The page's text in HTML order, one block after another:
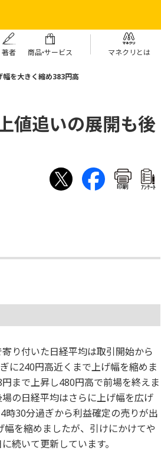
著者 商品・サービス マネクリとは
を大きく縮め383円高
値追いの展開も後
印刷 ｱﾝｹｰﾄ
り付いた日経平均は取引開始から
に240円高近くまで上げ幅を縮めま
まで上昇し480円高で前場を終えま
の日経平均はさらに上げ幅を広げ
時30分過ぎから利益確定の売りが出
を縮めましたが、引けにかけてや
続いて更新しています。